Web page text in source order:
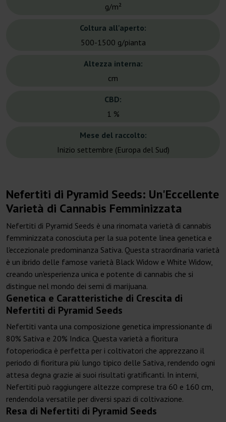
g/m²
Coltura all'aperto:
500-1500 g/pianta
Altezza interna:
cm
CBD:
1 %
Mese del raccolto:
Inizio settembre (Europa del Sud)
Nefertiti di Pyramid Seeds: Un'Eccellente
Varietà di Cannabis Femminizzata
Nefertiti di Pyramid Seeds è una rinomata varietà di cannabis
femminizzata conosciuta per la sua potente linea genetica e
l'eccezionale predominanza Sativa. Questa straordinaria varietà
è un ibrido delle famose varietà Black Widow e White Widow,
creando un'esperienza unica e potente di cannabis che si
distingue nel mondo dei semi di marijuana.
Genetica e Caratteristiche di Crescita di
Nefertiti di Pyramid Seeds
Nefertiti vanta una composizione genetica impressionante di
80% Sativa e 20% Indica. Questa varietà a fioritura
fotoperiodica è perfetta per i coltivatori che apprezzano il
periodo di fioritura più lungo tipico delle Sativa, rendendo ogni
attesa degna grazie ai suoi risultati gratificanti. In interni,
Nefertiti può raggiungere altezze comprese tra 60 e 160 cm,
rendendola versatile per diversi spazi di coltivazione.
Resa di Nefertiti di Pyramid Seeds